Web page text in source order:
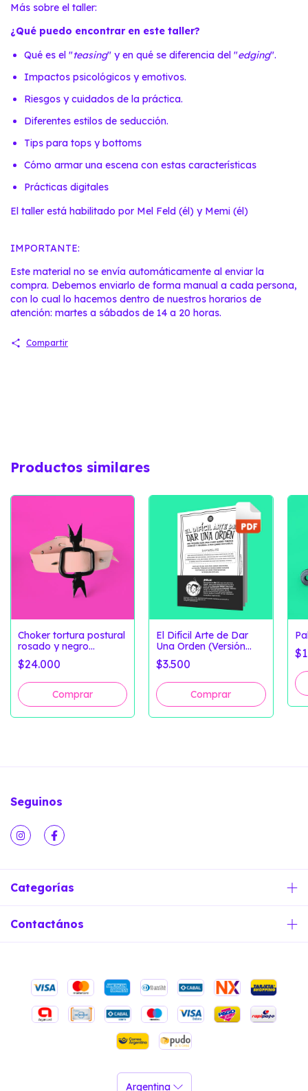
Más sobre el taller:
¿Qué puedo encontrar en este taller?
Qué es el "teasing" y en qué se diferencia del "edging".
Impactos psicológicos y emotivos.
Riesgos y cuidados de la práctica.
Diferentes estilos de seducción.
Tips para tops y bottoms
Cómo armar una escena con estas características
Prácticas digitales
El taller está habilitado por Mel Feld (él) y Memi (él)
IMPORTANTE:
Este material no se envía automáticamente al enviar la
compra. Debemos enviarlo de forma manual a cada persona,
con lo cual lo hacemos dentro de nuestros horarios de
atención: martes a sábados de 14 a 20 horas.
Compartir
Productos similares
Choker tortura postural
rosado y negro
'Modelo 1'
$24.000
El Difícil Arte de Dar
Una Orden (Versión
Digital)
$3.500
Seguinos
Categorías
Contactános